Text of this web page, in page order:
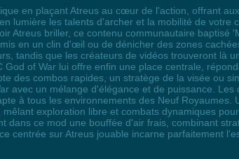
en plaçant Atreus au cœur de l'action, offrant
lumière les talents d'archer et la mobilité de
Atreus briller, ce contenu communautaire baptisé
en un clin d'œil ou de dénicher des zones
tandis que les créateurs de vidéos trouveront là
of War lui offre enfin une place centrale,
des combos rapides, un stratège de la visée ou
avec un mélange d'élégance et de puissance.
à tous les environnements des Neuf Royaumes.
exploration libre et combats dynamiques
dans ce mod une bouffée d'air frais, combinant
centrée sur Atreus jouable incarne parfaitement